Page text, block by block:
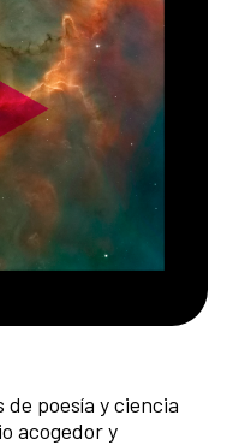
poesía y ciencia
acogedor y